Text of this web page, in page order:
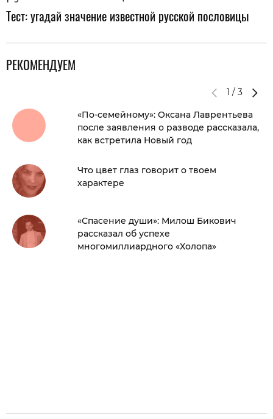
Тест: угадай значение известной русской пословицы
РЕКОМЕНДУЕМ
1 / 3
«По-семейному»: Оксана Лаврентьева
после заявления о разводе рассказала,
как встретила Новый год
Что цвет глаз говорит о твоем
характере
«Спасение души»: Милош Бикович
рассказал об успехе
многомиллиардного «Холопа»